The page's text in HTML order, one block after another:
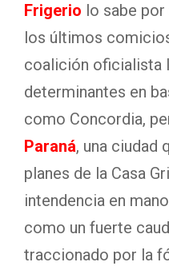
Frigerio lo sabe
los últimos
coalición oficialista
determinantes en
como Concordia,
Paraná, una ciudad
planes de la Casa
intendencia en
como un fuerte
traccionado por la